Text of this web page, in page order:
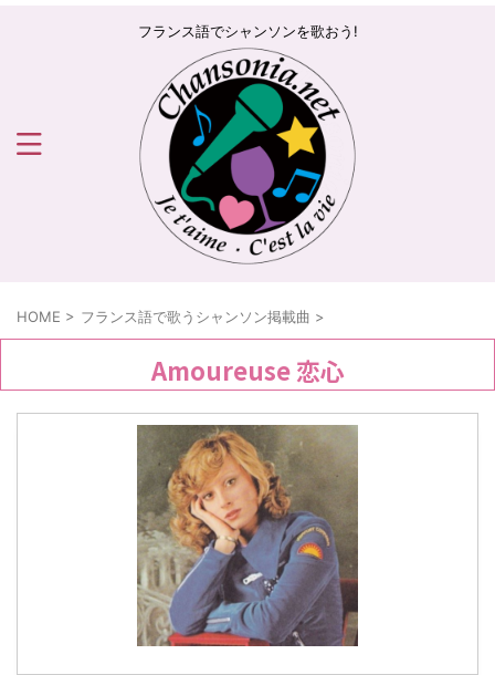
フランス語でシャンソンを歌おう!
HOME > フランス語で歌うシャンソン掲載曲 >
Amoureuse 恋心